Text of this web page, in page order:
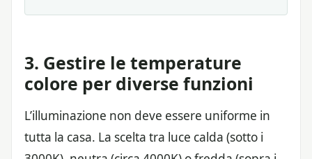
3. Gestire le temperature
colore per diverse funzioni
L’illuminazione non deve essere uniforme in
tutta la casa. La scelta tra luce calda (sotto i